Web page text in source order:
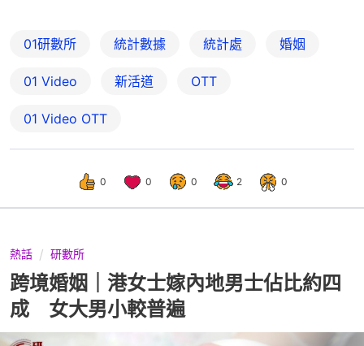
01研數所 統計數據 統計處 婚姻
01 Video 新活道 OTT
01‌ ‌Video‌ ‌OTT
0 0 0 2 0
熱話 研數所
跨境婚姻｜港女士嫁內地男士佔比約四
成 女大男小較普遍